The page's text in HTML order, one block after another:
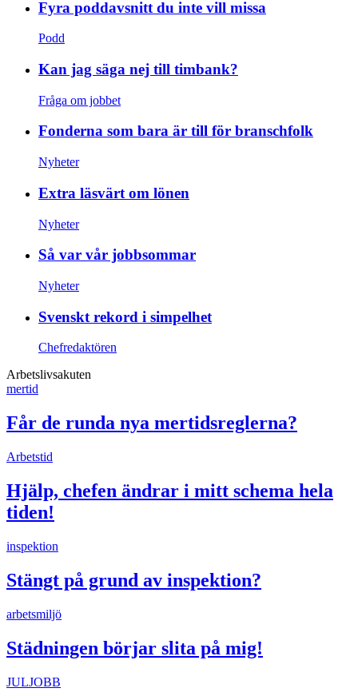
Fyra poddavsnitt du inte vill missa
Podd
Kan jag säga nej till timbank?
Fråga om jobbet
Fonderna som bara är till för branschfolk
Nyheter
Extra läsvärt om lönen
Nyheter
Så var vår jobbsommar
Nyheter
Svenskt rekord i simpelhet
Chefredaktören
Arbetslivsakuten
mertid
Får de runda nya mertidsreglerna?
Arbetstid
Hjälp, chefen ändrar i mitt schema hela
tiden!
inspektion
Stängt på grund av inspektion?
arbetsmiljö
Städningen börjar slita på mig!
JULJOBB